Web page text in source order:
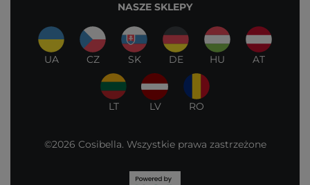
NASZE SKLEPY
UA CZ SK DE HU AT
LT LV RO
©2026 Cosibella. Wszystkie prawa zastrzeżone